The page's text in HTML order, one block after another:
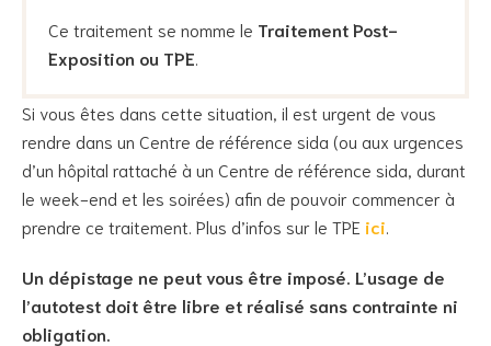
Ce traitement se nomme le Traitement Post-
Exposition ou TPE
Si vous êtes dans cette situation, il est urgent de vous
rendre dans un Centre de référence sida (ou aux urgences
d’un hôpital rattaché à un Centre de référence sida, durant
le week-end et les soirées) afin de pouvoir commencer à
prendre ce traitement. Plus d’infos sur le TPE ici
Un dépistage ne peut vous être imposé. L’usage de
l’autotest doit être libre et réalisé sans contrainte ni
obligation.